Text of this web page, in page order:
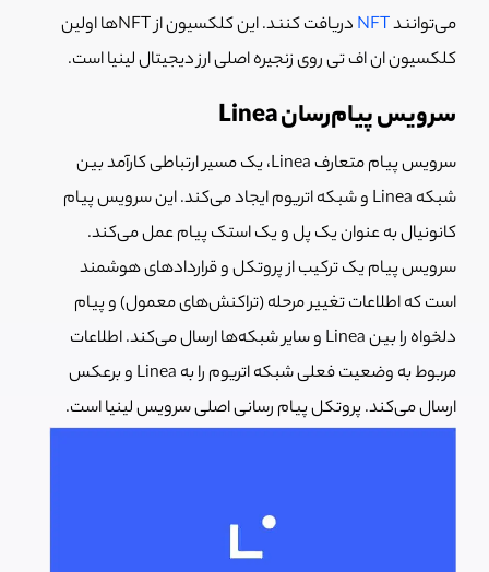
می‌توانندNFT
دریافت کنند. این کلکسیون از NFTها اولین
کلکسیون ان اف تی روی زنجیره اصلی ارز دیجیتال لینیا است.
سرویس پیام‌رسان Linea
سرویس پیام متعارف Linea، یک مسیر ارتباطی کارآمد بین
شبکه Linea و شبکه اتریوم ایجاد می‌کند. این سرویس پیام
کانونیال به عنوان یک پل و یک استک پیام عمل می‌کند.
سرویس پیام یک ترکیب از پروتکل و قراردادهای هوشمند
است که اطلاعات تغییر مرحله (تراکنش‌های معمول) و پیام
دلخواه را بین Linea و سایر شبکه‌ها ارسال می‌کند. اطلاعات
مربوط به وضعیت فعلی شبکه اتریوم را به Linea و برعکس
ارسال می‌کند. پروتکل پیام رسانی اصلی سرویس لینیا است.